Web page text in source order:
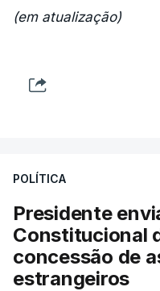
(em atualização)
POLÍTICA
Presidente
Constitucional
concessão de
estrangeiros